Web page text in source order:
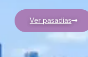
Ver pasadías